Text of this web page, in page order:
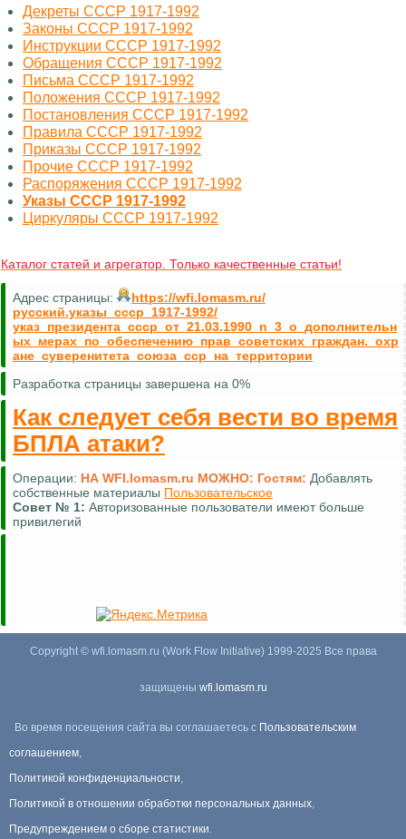
Декреты СССР 1917-1992
Законы СССР 1917-1992
Инструкции СССР 1917-1992
Обращения СССР 1917-1992
Письма СССР 1917-1992
Положения СССР 1917-1992
Постановления СССР 1917-1992
Правила СССР 1917-1992
Приказы СССР 1917-1992
Прочие СССР 1917-1992
Распоряжения СССР 1917-1992
Указы СССР 1917-1992
Циркуляры СССР 1917-1992
Каталог статей и агрегатор. Только качественные статьи!
Адрес страницы:
https://wfi.lomasm.ru/
русский.указы_ссср_1917-1992/
указ_президента_ссср_от_21.03.1990_n_3_о_дополнительн
ых_мерах_по_обеспечению_прав_советских_граждан._охр
ане_суверенитета_союза_сср_на_территории
Разработка страницы завершена на 0%
Как следует себя вести во время
БПЛА атаки?
Операции: НА WFI.lomasm.ru МОЖНО: Гостям: Добавлять
собственные материалы Пользовательское
Совет № 1: Авторизованные пользователи имеют больше
привилегий
Copyright © wfi.lomasm.ru (Work Flow Initiative) 1999-2025 Все права
защищены wfi.lomasm.ru
Во время посещения сайта вы соглашаетесь с Пользовательским
соглашением,
Политикой конфиденциальности,
Политикой в отношении обработки персональных данных,
Предупреждением о сборе статистики.